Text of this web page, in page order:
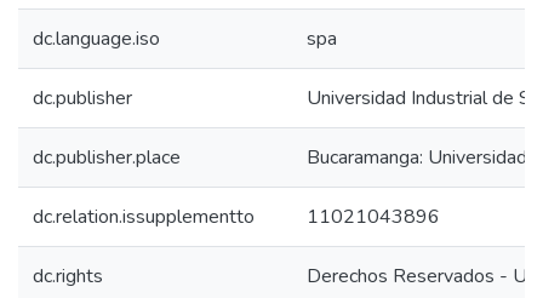
dc.language.iso spa
dc.publisher Universidad Industrial de
dc.publisher.place Bucaramanga: Universidad
dc.relation.issupplementto 11021043896
dc.rights Derechos Reservados -